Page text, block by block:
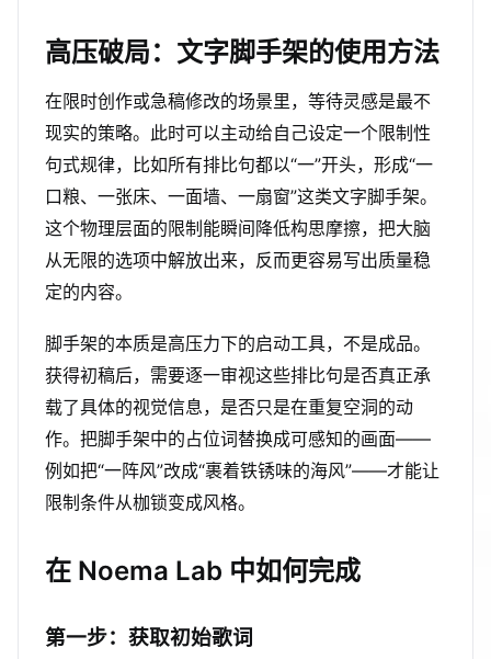
高压破局：文字脚手架的使用方法
在限时创作或急稿修改的场景里，等待灵感是最不
现实的策略。此时可以主动给自己设定一个限制性
句式规律，比如所有排比句都以“一”开头，形成“一
口粮、一张床、一面墙、一扇窗”这类文字脚手架。
这个物理层面的限制能瞬间降低构思摩擦，把大脑
从无限的选项中解放出来，反而更容易写出质量稳
定的内容。
脚手架的本质是高压力下的启动工具，不是成品。
获得初稿后，需要逐一审视这些排比句是否真正承
载了具体的视觉信息，是否只是在重复空洞的动
作。把脚手架中的占位词替换成可感知的画面——
例如把“一阵风”改成“裹着铁锈味的海风”——才能让
限制条件从枷锁变成风格。
在 Noema Lab 中如何完成
第一步：获取初始歌词